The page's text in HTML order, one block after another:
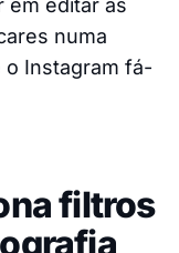
em editar as
numa
o Instagram fá-
filtros